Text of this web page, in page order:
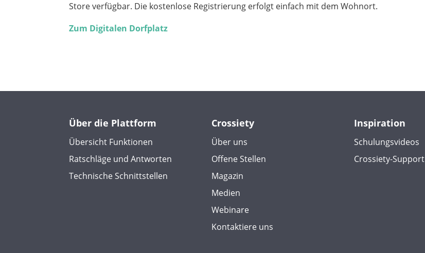
Store verfügbar. Die kostenlose Registrierung erfolgt einfach mit dem Wohnort.
Zum Digitalen Dorfplatz
Über die Plattform
Übersicht Funktionen
Ratschläge und Antworten
Technische Schnittstellen
Crossiety
Über uns
Offene Stellen
Magazin
Medien
Webinare
Kontaktiere uns
Inspiration
Schulungsvideos
Crossiety-Support